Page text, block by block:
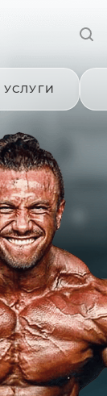
УСЛУГИ